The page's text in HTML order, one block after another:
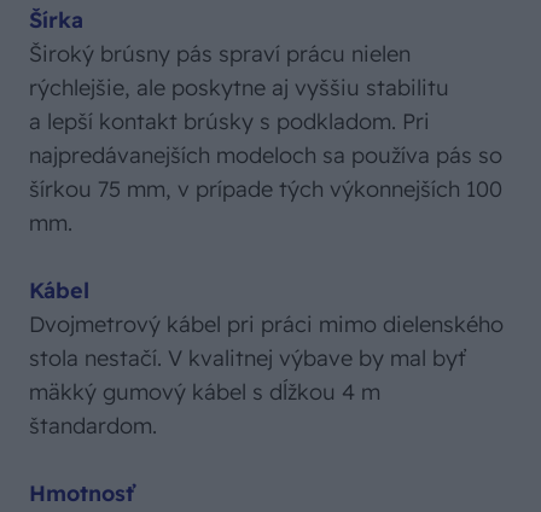
Šírka
Široký brúsny pás spraví prácu nielen
rýchlejšie, ale poskytne aj vyššiu stabilitu
a lepší kontakt brúsky s podkladom. Pri
najpredávanejších modeloch sa používa pás so
šírkou 75 mm, v prípade tých výkonnejších 100
mm.
Kábel
Dvojmetrový kábel pri práci mimo dielenského
stola nestačí. V kvalitnej výbave by mal byť
mäkký gumový kábel s dĺžkou 4 m
štandardom.
Hmotnosť